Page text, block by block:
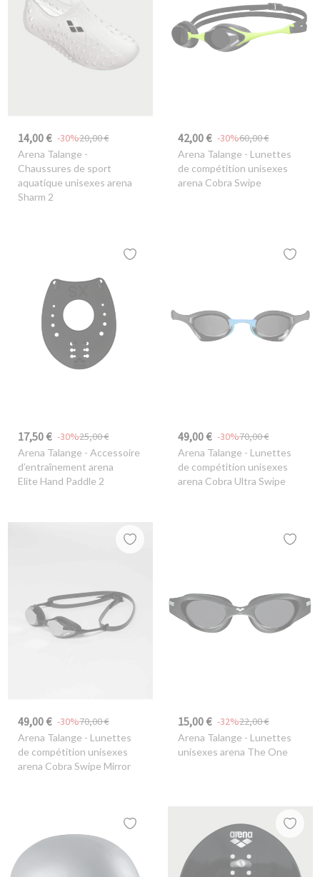
14,00 € 20,00 €
-30%
Arena Talange -
Chaussures de sport
aquatique unisexes arena
Sharm 2
42,00 € 60,00 €
-30%
Arena Talange - Lunettes
de compétition unisexes
arena Cobra Swipe
17,50 € 25,00 €
-30%
Arena Talange - Accessoire
d’entraînement arena
Elite Hand Paddle 2
49,00 € 70,00 €
-30%
Arena Talange - Lunettes
de compétition unisexes
arena Cobra Ultra Swipe
49,00 € 70,00 €
-30%
Arena Talange - Lunettes
de compétition unisexes
arena Cobra Swipe Mirror
15,00 € 22,00 €
-32%
Arena Talange - Lunettes
unisexes arena The One